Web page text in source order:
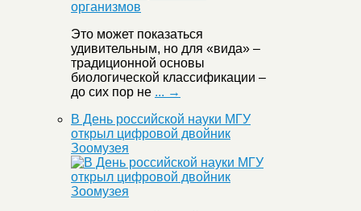
Это может показаться
удивительным, но для «вида» –
традиционной основы
биологической классификации –
до сих пор не ... →
В День российской науки МГУ
открыл цифровой двойник
Зоомузея